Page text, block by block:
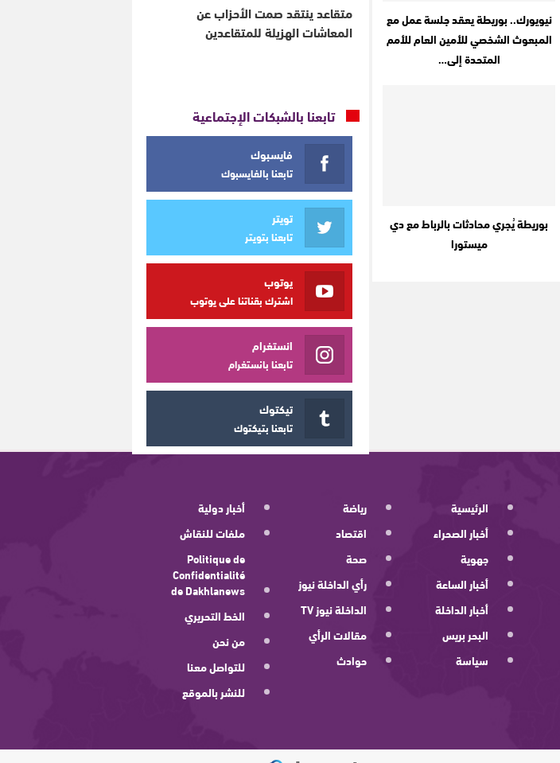
نيويورك.. بوريطة يعقد جلسة عمل مع
المبعوث الشخصي للأمين العام للأمم
المتحدة إلى…
بوريطة يُجري محادثات بالرباط مع دي
ميستورا
متقاعد ينتقد صمت الأحزاب عن
المعاشات الهزيلة للمتقاعدين
تابعنا بالشبكات الإجتماعية
فايسبوك
تابعنا بالفايسبوك
تويتر
تابعنا بتويتر
يوتوب
اشترك بقناتنا على يوتوب
انستغرام
تابعنا بانستغرام
تيكتوك
تابعنا بتيكتوك
الرئيسية
أخبار الصحراء
جهوية
أخبار الساعة
أخبار الداخلة
البحر بريس
سياسة
رياضة
اقتصاد
صحة
رأي الداخلة نيوز
الداخلة نيوز TV
مقالات الرأي
حوادث
أخبار دولية
ملفات للنقاش
Politique de
Confidentialité
de Dakhlanews
الخط التحريري
من نحن
للتواصل معنا
للنشر بالموقع